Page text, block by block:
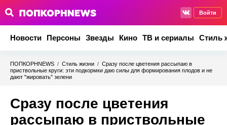
Войти
Новости Персоны Звезды Кино ТВ и сериалы Стиль
ПОПКОРНNEWS / Стиль жизни / Сразу после цветения рассыпаю в
приствольные круги: эти подкормки даю силы для формирования плодов и не
дают "жировать" зелени
Сразу после цветения
рассыпаю в приствольные